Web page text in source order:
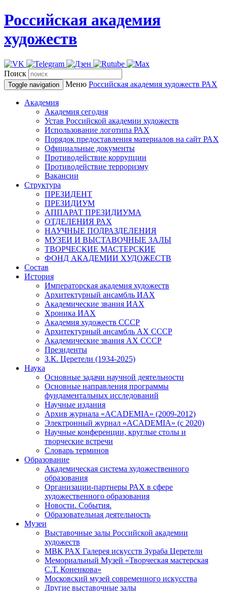
Российская академия
художеств
Поиск
Toggle navigation Меню Российская академия художеств РАХ
Академия
Академия сегодня
Устав Российской академии художеств
Использование логотипа РАХ
Порядок предоставления материалов на сайт РАХ
Официальные документы
Противодействие коррупции
Противодействие терроризму
Вакансии
Структура
ПРЕЗИДЕНТ
ПРЕЗИДИУМ
АППАРАТ ПРЕЗИДИУМА
ОТДЕЛЕНИЯ РАХ
НАУЧНЫЕ ПОДРАЗДЕЛЕНИЯ
МУЗЕИ И ВЫСТАВОЧНЫЕ ЗАЛЫ
ТВОРЧЕСКИЕ МАСТЕРСКИЕ
ФОНД АКАДЕМИИ ХУДОЖЕСТВ
Состав
История
Императорская академия художеств
Архитектурный ансамбль ИАХ
Академические звания ИАХ
Хроника ИАХ
Академия художеств СССР
Архитектурный ансамбль АХ СССР
Академические звания АХ СССР
Президенты
З.К. Церетели (1934-2025)
Наука
Основные задачи научной деятельности
Основные направления программы
фундаментальных исследований
Научные издания
Архив журнала «ACADEMIA» (2009-2012)
Электронный журнал «ACADEMIA» (с 2020)
Научные конференции, круглые столы и
творческие встречи
Словарь терминов
Образование
Академическая система художественного
образования
Организации-партнеры РАХ в сфере
художественного образования
Новости. События.
Образовательная деятельность
Музеи
Выставочные залы Российской академии
художеств
МВК РАХ Галерея искусств Зураба Церетели
Мемориальный Музей «Творческая мастерская
С.Т. Коненкова»
Московский музей современного искусства
Другие выставочные залы